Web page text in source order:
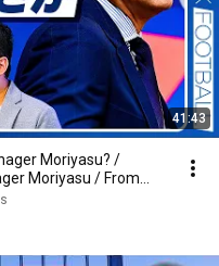
41:43
Moriyasu? /
Moriyasu / From